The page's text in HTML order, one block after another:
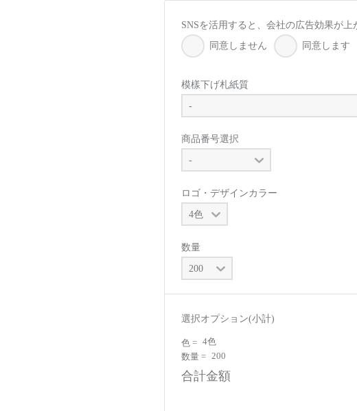
SNSを活用すると、会社の広告効果が上
同意しません
同意します
模樣下げ札紙質
商品番号選択
ロゴ・デザインカラー
数量
選択オプション(小計)
色 = 4色
数量 = 200
合計金額